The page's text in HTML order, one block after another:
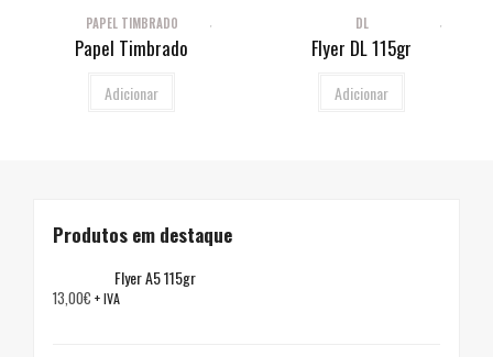
PAPEL TIMBRADO
Papel Timbrado
Adicionar
DL
Flyer DL 115gr
Adicionar
Produtos em destaque
Flyer A5 115gr
13,00€ + IVA